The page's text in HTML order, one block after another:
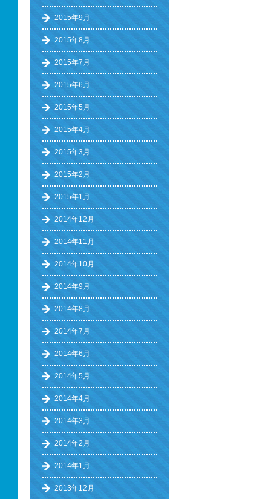
2015年9月
2015年8月
2015年7月
2015年6月
2015年5月
2015年4月
2015年3月
2015年2月
2015年1月
2014年12月
2014年11月
2014年10月
2014年9月
2014年8月
2014年7月
2014年6月
2014年5月
2014年4月
2014年3月
2014年2月
2014年1月
2013年12月